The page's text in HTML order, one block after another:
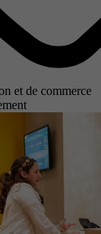
et de commerce